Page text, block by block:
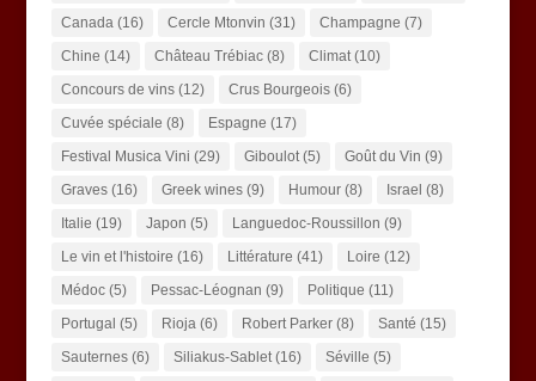
Canada(16) Cercle Mtonvin (31) Champagne (7)
Chine (14) Château Trébiac(8) Climat(10)
Concours de vins(12) Crus Bourgeois(6)
Cuvée spéciale (8) Espagne (17)
Festival Musica Vini (29) Giboulot(5) Goût du Vin (9)
Graves(16) Greek wines(9) Humour(8) Israel (8)
Italie (19) Japon (5) Languedoc-Roussillon (9)
Le vin et l'histoire (16) Littérature (41) Loire (12)
Médoc(5) Pessac-Léognan (9) Politique (11)
Portugal (5) Rioja(6) Robert Parker(8) Santé (15)
Sauternes(6) Siliakus-Sablet(16) Séville (5)